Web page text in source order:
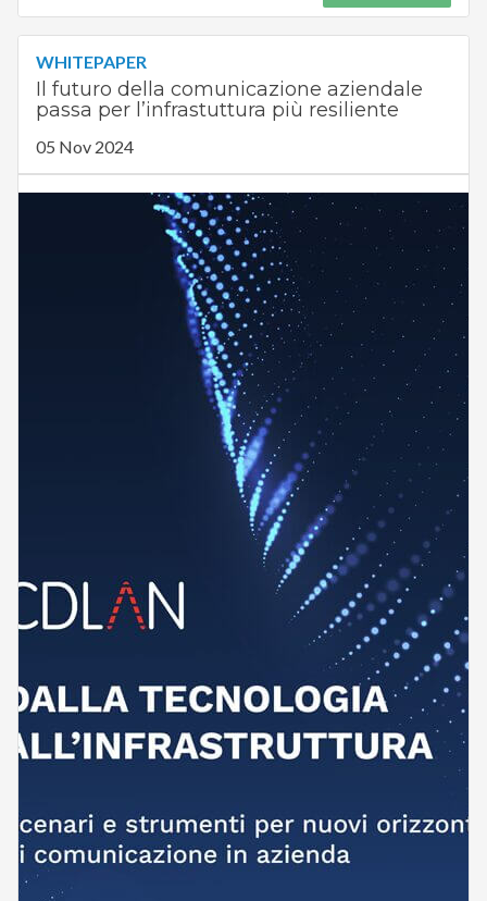
WHITEPAPER
Il futuro della comunicazione aziendale
passa per l’infrastuttura più resiliente
05 Nov 2024